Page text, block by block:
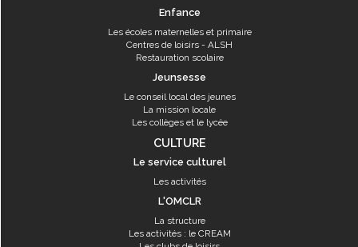
Enfance
Les écoles maternelles et primaire
Centres de loisirs - ALSH
Restauration scolaire
Jeunsesse
Le conseil local des jeunes
La mission locale
Les collèges et le lycée
CULTURE
Le service culturel
Les activités
L'OMCLR
La structure
Les activités : le CREAM